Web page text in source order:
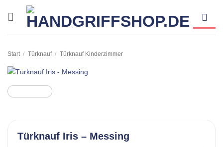
Start / Türknauf / Türknauf Kinderzimmer
Türknauf Iris – Messing